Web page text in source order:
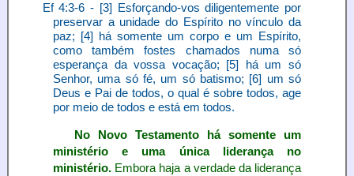
Ef 4:3-6 - [3] Esforçando-vos diligentemente por
preservar a unidade do Espírito no vínculo da
paz; [4] há somente um corpo e um Espírito,
como também fostes chamados numa só
esperança da vossa vocação; [5] há um só
Senhor, uma só fé, um só batismo; [6] um só
Deus e Pai de todos, o qual é sobre todos, age
por meio de todos e está em todos.
No Novo Testamento há somente um
ministério e uma única liderança no
ministério. Embora haja a verdade da liderança